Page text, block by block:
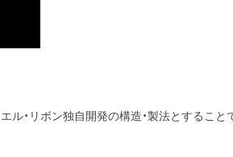
・リボン独自開発の構造・製法とすることで